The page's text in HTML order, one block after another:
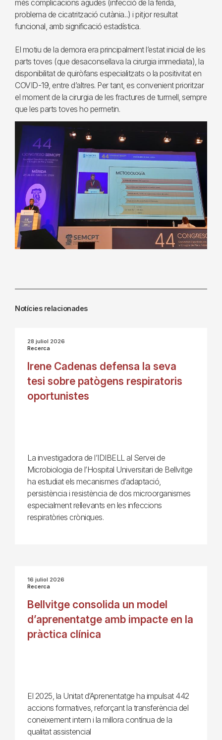
més complicacions agudes (infecció de la ferida,
problema de cicatrització cutània...) i pitjor resultat
funcional, amb significació estadística.
El motiu de la demora era principalment l’estat inicial de les
parts toves (que desaconsellava la cirurgia immediata), la
disponibilitat de quiròfans especialitzats o la positivitat en
COVID-19, entre d’altres. Per tant, es convenient prioritzar
el moment de la cirurgia de les fractures de turmell, sempre
que les parts toves ho permetin.
Notícies relacionades
28 juliol 2026
Recerca
Irene Cadenas defensa la seva
tesi sobre patògens respiratoris
oportunistes
La investigadora de l’IDIBELL al Servei de
Microbiologia de l’Hospital Universitari de Bellvitge
ha estudiat els mecanismes d’adaptació,
persistència i resistència de dos microorganismes
especialment rellevants en les infeccions
respiratòries cròniques.
16 juliol 2026
Recerca
Bellvitge consolida un model
d’aprenentatge amb impacte en la
pràctica clínica
El 2025, la Unitat d’Aprenentatge ha impulsat 442
accions formatives, reforçant la transferència del
coneixement intern i la millora contínua de la
qualitat assistencial